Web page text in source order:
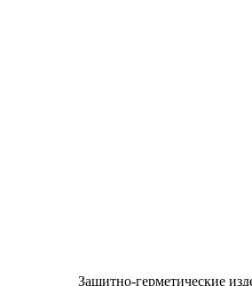
Защитно-герметические